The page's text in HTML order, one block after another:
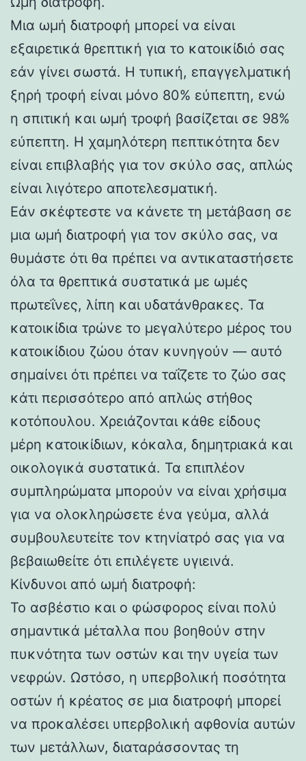
Μια ωμή διατροφή μπορεί να είναι
εξαιρετικά θρεπτική για το κατοικίδιό σας
εάν γίνει σωστά. Η τυπική, επαγγελματική
ξηρή τροφή είναι μόνο 80% εύπεπτη, ενώ
η σπιτική και ωμή τροφή βασίζεται σε 98%
εύπεπτη. Η χαμηλότερη πεπτικότητα δεν
είναι επιβλαβής για τον σκύλο σας, απλώς
είναι λιγότερο αποτελεσματική.
Εάν σκέφτεστε να κάνετε τη μετάβαση σε
μια ωμή διατροφή για τον σκύλο σας, να
θυμάστε ότι θα πρέπει να αντικαταστήσετε
όλα τα θρεπτικά συστατικά με ωμές
πρωτεΐνες, λίπη και υδατάνθρακες. Τα
κατοικίδια τρώνε το μεγαλύτερο μέρος του
κατοικίδιου ζώου όταν κυνηγούν — αυτό
σημαίνει ότι πρέπει να ταΐζετε το ζώο σας
κάτι περισσότερο από απλώς στήθος
κοτόπουλου. Χρειάζονται κάθε είδους
μέρη κατοικίδιων, κόκαλα, δημητριακά και
οικολογικά συστατικά. Τα επιπλέον
συμπληρώματα μπορούν να είναι χρήσιμα
για να ολοκληρώσετε ένα γεύμα, αλλά
συμβουλευτείτε τον κτηνίατρό σας για να
βεβαιωθείτε ότι επιλέγετε υγιεινά.
Κίνδυνοι από ωμή διατροφή:
Το ασβέστιο και ο φώσφορος είναι πολύ
σημαντικά μέταλλα που βοηθούν στην
πυκνότητα των οστών και την υγεία των
νεφρών. Ωστόσο, η υπερβολική ποσότητα
οστών ή κρέατος σε μια διατροφή μπορεί
να προκαλέσει υπερβολική αφθονία αυτών
των μετάλλων, διαταράσσοντας τη